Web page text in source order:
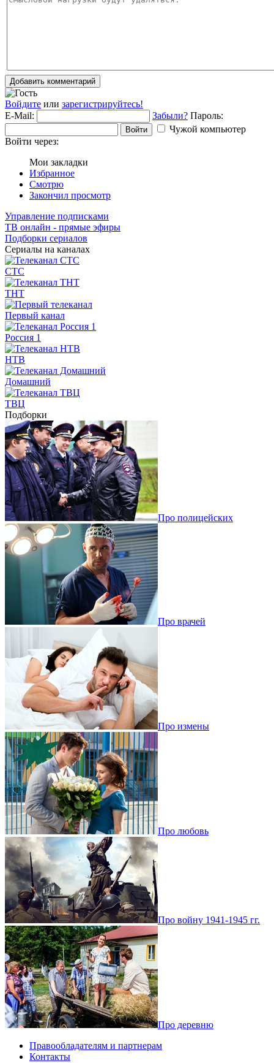
Добавить комментарий
Войдите или зарегистрируйтесь!
E-Mail:
Забыли? Пароль:
Войти
Чужой компьютер
Войти через:
Мои закладки
Избранное
Смотрю
Закончил просмотр
Управление подписками
ТВ онлайн - прямые эфиры
Подборки сериалов
Сериалы на каналах
СТС
ТНТ
Первый канал
Россия 1
НТВ
Домашний
ТВЦ
Подборки
Про полицейских
Про врачей
Про измены
Про любовь
Про войну 1941-1945 гг.
Про деревню
Правообладателям и партнерам
Контакты